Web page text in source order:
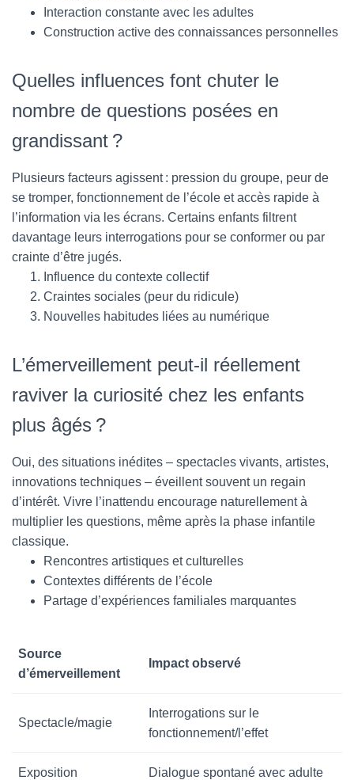
Interaction constante avec les adultes
Construction active des connaissances personnelles
Quelles influences font chuter le
nombre de questions posées en
grandissant ?
Plusieurs facteurs agissent : pression du groupe, peur de
se tromper, fonctionnement de l’école et accès rapide à
l’information via les écrans. Certains enfants filtrent
davantage leurs interrogations pour se conformer ou par
crainte d’être jugés.
Influence du contexte collectif
Craintes sociales (peur du ridicule)
Nouvelles habitudes liées au numérique
L’émerveillement peut-il réellement
raviver la curiosité chez les enfants
plus âgés ?
Oui, des situations inédites – spectacles vivants, artistes,
innovations techniques – éveillent souvent un regain
d’intérêt. Vivre l’inattendu encourage naturellement à
multiplier les questions, même après la phase infantile
classique.
Rencontres artistiques et culturelles
Contextes différents de l’école
Partage d’expériences familiales marquantes
Source
d’émerveillement
Impact observé
Spectacle/magie
Interrogations sur le
fonctionnement/l’effet
Exposition
Dialogue spontané avec adulte